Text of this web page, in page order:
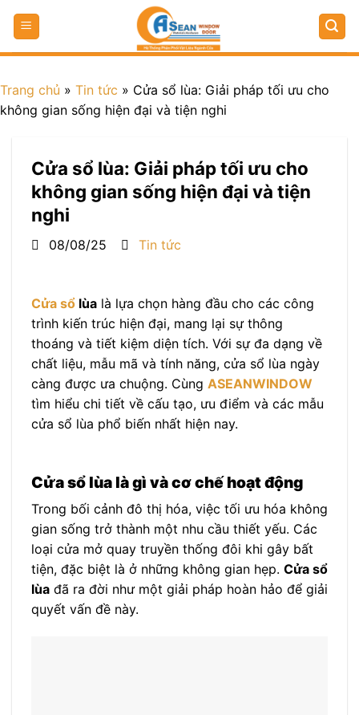
Trang chủ » Tin tức » Cửa sổ lùa: Giải pháp tối ưu cho
không gian sống hiện đại và tiện nghi
Cửa sổ lùa: Giải pháp tối ưu cho
không gian sống hiện đại và tiện
nghi
08/08/25 Tin tức
Cửa sổ lùa là lựa chọn hàng đầu cho các công
trình kiến trúc hiện đại, mang lại sự thông
thoáng và tiết kiệm diện tích. Với sự đa dạng về
chất liệu, mẫu mã và tính năng, cửa sổ lùa ngày
càng được ưa chuộng. Cùng ASEANWINDOW
tìm hiểu chi tiết về cấu tạo, ưu điểm và các mẫu
cửa sổ lùa phổ biến nhất hiện nay.
Cửa sổ lùa là gì và cơ chế hoạt động
Trong bối cảnh đô thị hóa, việc tối ưu hóa không
gian sống trở thành một nhu cầu thiết yếu. Các
loại cửa mở quay truyền thống đôi khi gây bất
tiện, đặc biệt là ở những không gian hẹp. Cửa sổ
lùa đã ra đời như một giải pháp hoàn hảo để giải
quyết vấn đề này.